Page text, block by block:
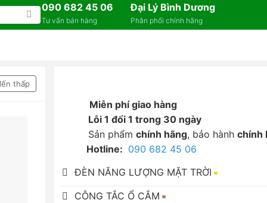
090 682 45 06
Tư vấn bán hàng
Đại Lý Bình Dương
Phân phối chính hãng
thấp
Miễn phí giao hàng
Lỗi 1 đổi 1 trong 30 ngày
Sản phẩm chính hãng, bảo hành chính
Hotline: 090 682 45 06
ĐÈN NĂNG LƯỢNG MẶT TRỜI
CÔNG TẮC Ổ CẮM